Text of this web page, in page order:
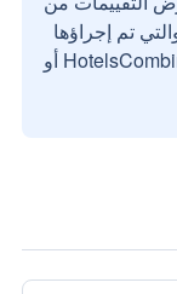
تم إجراؤها
بواسطة مستخدمين حقيقيين مع HotelsCombined أو